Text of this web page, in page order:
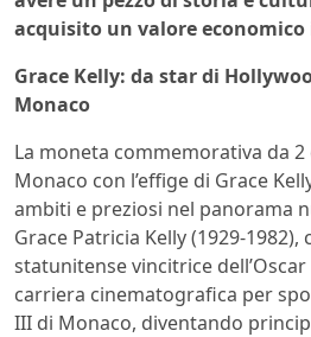
acquisito un valore
Grace Kelly: da star di
Monaco
La moneta commemorativa da
Monaco con l’effige di Grace
ambiti e preziosi nel panorama
Grace Patricia Kelly (1929-
statunitense vincitrice
carriera cinematografica per
III di Monaco, diventando